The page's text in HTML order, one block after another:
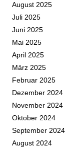
August 2025
Juli 2025
Juni 2025
Mai 2025
April 2025
März 2025
Februar 2025
Dezember 2024
November 2024
Oktober 2024
September 2024
August 2024